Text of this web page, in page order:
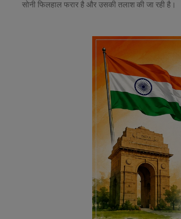
सोनी फिलहाल फरार है और उसकी तलाश की जा रही है।